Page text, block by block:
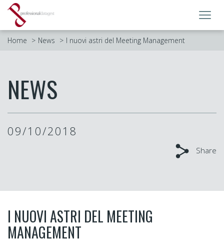
Home News I nuovi astri del Meeting Management
NEWS
09/10/2018
Share
I NUOVI ASTRI DEL MEETING
MANAGEMENT